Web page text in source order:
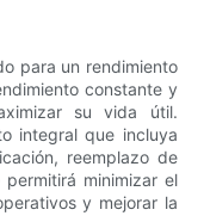
para un rendimiento
constante y
su vida útil.
integral que incluya
reemplazo de
minimizar el
y mejorar la